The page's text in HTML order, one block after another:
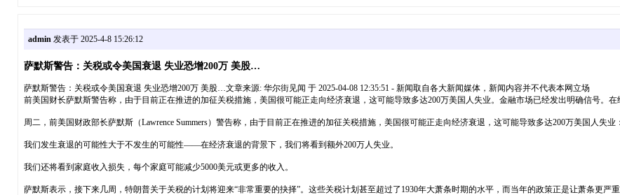
admin发表于 2025-4-8 15:26:12
萨默斯警告：关税或令美国衰退 失业恐增200万 美股…
萨默斯警告：关税或令美国衰退 失业恐增200万 美股…文章来源: 华尔街见闻 于 2025-04-08 12:35:51 - 新闻取自各大新闻媒体，新闻内容并不代表本网立场
前美国财长萨默斯警告称，由于目前正在推进的加征关税措施，美国很可能正走向经济衰退，这可能导致多达200万美国人失业。金融市场已经发出明确信号。
周二，前美国财政部长萨默斯（Lawrence Summers）警告称，由于目前正在推进的加征关税措施，美国很可能正走向经济衰退，这可能导致多达200万美国人失业：
我们发生衰退的可能性大于不发生的可能性——在经济衰退的背景下，我们将看到额外200万人失业。
我们还将看到家庭收入损失，每个家庭可能减少5000美元或更多的收入。
萨默斯表示，接下来几周，特朗普关于关税的计划将迎来“非常重要的抉择”。这些关税计划甚至超过了1930年大萧条时期的水平，而当年的政策正是让萧条更严